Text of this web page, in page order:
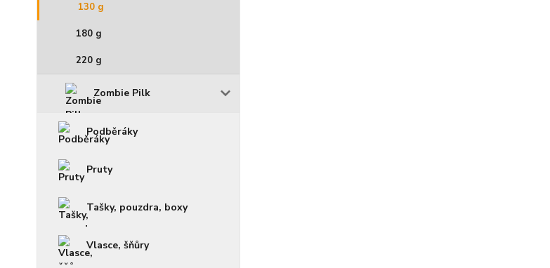
130 g
180 g
220 g
Zombie Pilk
Podběráky
Pruty
Tašky, pouzdra, boxy
Vlasce, šňůry